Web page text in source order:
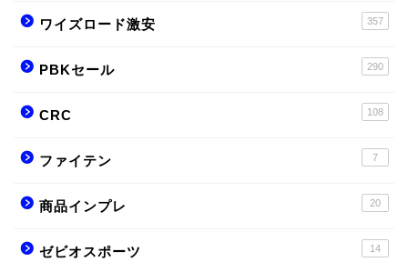
ワイズロード激安 357
PBKセール 290
CRC 108
ファイテン 7
商品インプレ 20
ゼビオスポーツ 14